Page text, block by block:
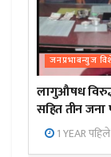
जनप्रभाबन्युज
लागुऔषध विरुद्ध
सहित तीन जना
1 YEAR पहिले